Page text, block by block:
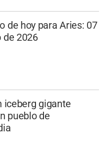
de hoy para Aries: 07
de 2026
iceberg gigante
pueblo de